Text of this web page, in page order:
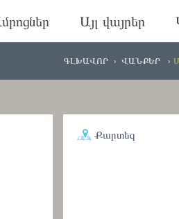
Այլ վայրեր
ԳԼԽԱՎՈՐ ՎԱՆՔԵՐ
Քարտեզ